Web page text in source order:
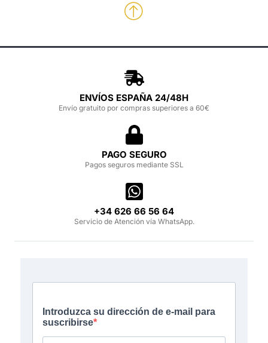
ENVÍOS ESPAÑA 24/48H
Envío gratuito por compras superiores a 60€
PAGO SEGURO
Pagos seguros mediante SSL
‪+34 626 66 56 64‬
Servicio de Atención vía WhatsApp.